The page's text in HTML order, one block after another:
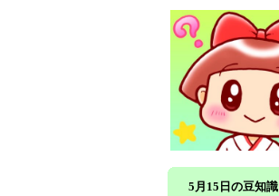
5月15日の豆知識